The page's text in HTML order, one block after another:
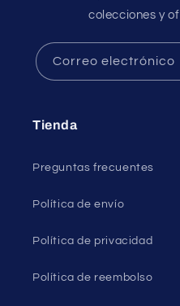
colecciones y
Correo electrónico
Tienda
Preguntas frecuentes
Política de envío
Política de privacidad
Política de reembolso